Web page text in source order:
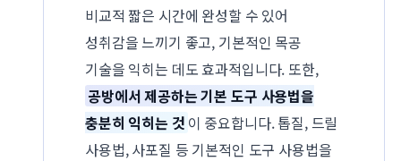
비교적 짧은 시간에 완성할 수 있어
성취감을 느끼기 좋고, 기본적인 목공
기술을 익히는 데도 효과적입니다. 또한,
공방에서 제공하는 기본 도구 사용법을
충분히 익히는 것 이 중요합니다. 톱질, 드릴
사용법, 사포질 등 기본적인 도구 사용법을